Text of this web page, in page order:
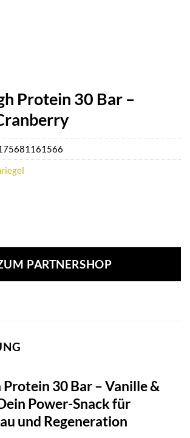
Protein 30 Bar –
PARTNERSHOP
30 Bar – Vanille &
Power-Snack für
und Regeneration